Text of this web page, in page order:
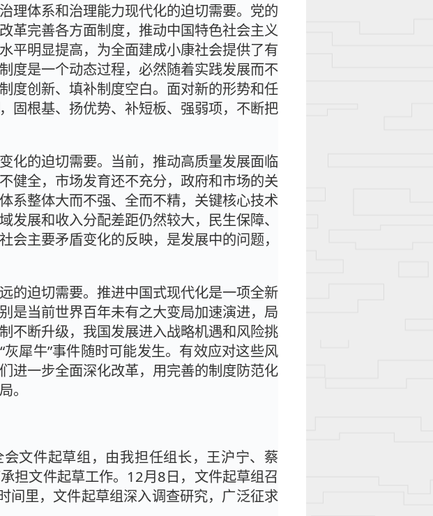
理体系和治理能力现代化的迫切需要。党的
革完善各方面制度，推动中国特色社会主义
平明显提高，为全面建成小康社会提供了有
度是一个动态过程，必然随着实践发展而不
度创新、填补制度空白。面对新的形势和任
固根基、扬优势、补短板、强弱项，不断把
化的迫切需要。当前，推动高质量发展面临
健全，市场发育还不充分，政府和市场的关
系整体大而不强、全而不精，关键核心技术
展和收入分配差距仍然较大，民生保障、
主要矛盾变化的反映，是发展中的问题，
的迫切需要。推进中国式现代化是一项全新
是当前世界百年未有之大变局加速演进，局
不断升级，我国发展进入战略机遇和风险挑
犀牛”事件随时可能发生。有效应对这些风
进一步全面深化改革，用完善的制度防范化
。
文件起草组，由我担任组长，王沪宁、蔡
担文件起草工作。12月8日，文件起草组召
间里，文件起草组深入调查研究，广泛征求